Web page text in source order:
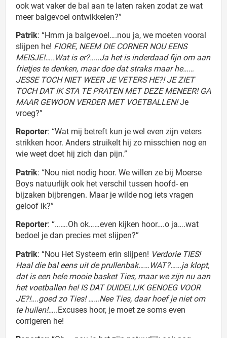
ook wat vaker de bal aan te laten raken zodat ze wat
meer balgevoel ontwikkelen?”
Patrik: “Hmm ja balgevoel….nou ja, we moeten vooral
slijpen he! FIORE, NEEM DIE CORNER NOU EENS
MEISJE!…..Wat is er?…..Ja het is inderdaad fijn om aan
frietjes te denken, maar doe dat straks maar he……
JESSE TOCH NIET WEER JE VETERS HE?! JE ZIET
TOCH DAT IK STA TE PRATEN MET DEZE MENEER! GA
MAAR GEWOON VERDER MET VOETBALLEN!Je
vroeg?”
Reporter: “Wat mij betreft kun je wel even zijn veters
strikken hoor. Anders struikelt hij zo misschien nog en
wie weet doet hij zich dan pijn.”
Patrik: “Nou niet nodig hoor. We willen ze bij Moerse
Boys natuurlijk ook het verschil tussen hoofd- en
bijzaken bijbrengen. Maar je wilde nog iets vragen
geloof ik?”
Reporter: “…….Oh ok……even kijken hoor….o ja….wat
bedoel je dan precies met slijpen?”
Patrik: “Nou Het Systeem erin slijpen! Verdorie TIES!
Haal die bal eens uit de prullenbak……WAT?……ja klopt,
dat is een hele mooie basket Ties, maar we zijn nu aan
het voetballen he! IS DAT DUIDELIJK GENOEG VOOR
JE?!….goed zo Ties! ……Nee Ties, daar hoef je niet om
te huilen!…..Excuses hoor, je moet ze soms even
corrigeren he!